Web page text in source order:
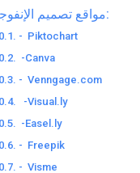
مواقع تصميم الإنفوجرافيك مجانًا:
-‏ ‏Piktochart
‏-‏ ‏Canva ‎
‏-‏ Venngage.com
‏-‏ ‏Easel.ly
‏-‏ Freepik